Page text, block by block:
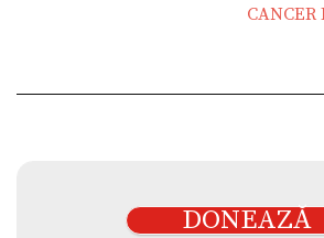
DONEAZĂ